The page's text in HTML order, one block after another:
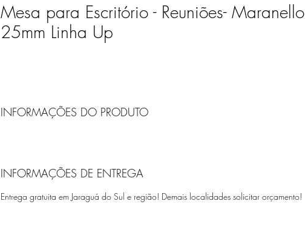
Mesa para Escritório - Reuniões- Maranello
25mm Linha Up
INFORMAÇÕES DO PRODUTO
INFORMAÇÕES DE ENTREGA
Entrega gratuita em Jaraguá do Sul e região! Demais localidades solicitar orçamento!